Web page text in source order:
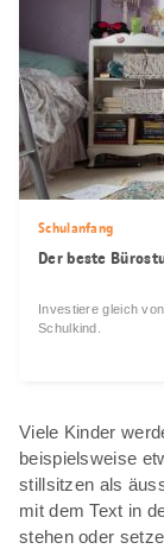
Schulanfang
Der beste
Investiere gleich
Schulkind.
Viele Kinder
beispielsweise
stillsitzen als
mit dem Text in
stehen oder